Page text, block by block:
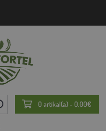
0 artikal(a) - 0,00€